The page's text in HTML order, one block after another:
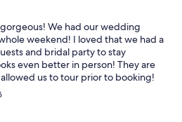
We had our wedding
weekend! I loved that we had a
and bridal party to stay
even better in person! They are
us to tour prior to booking!
well cared for, due to the natural
have to decorate! We had the
area, it was absolutely stunning.